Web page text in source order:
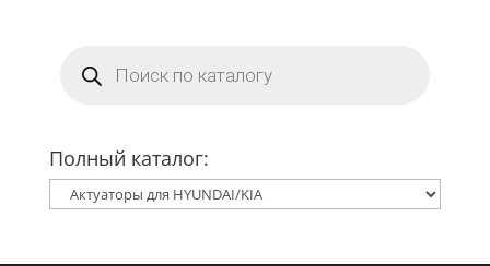
товаров
Полный каталог: